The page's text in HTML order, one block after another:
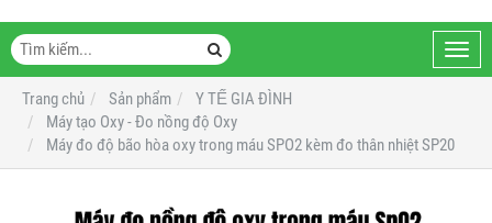
Trang chủ
Sản phẩm
Y TẾ GIA ĐÌNH
Máy tạo Oxy - Đo nồng độ Oxy
Máy đo độ bão hòa oxy trong máu SPO2 kèm đo thân nhiệt SP20